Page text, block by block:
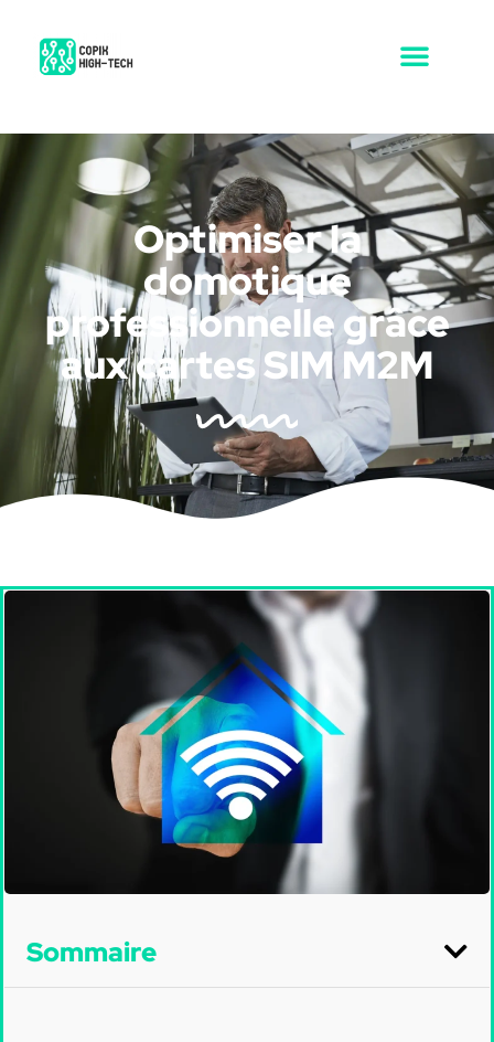
Optimiser la
domotique
professionnelle grâce
aux cartes SIM M2M
Sommaire